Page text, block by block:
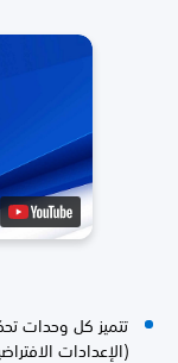
(الإعدادات